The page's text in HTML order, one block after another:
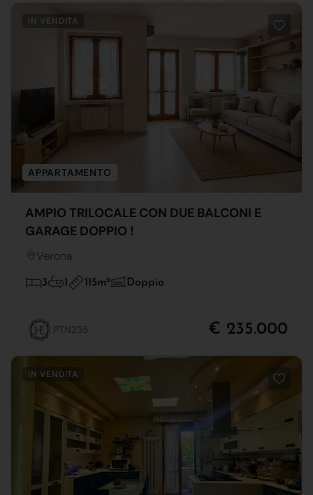
IN VENDITA
APPARTAMENTO
AMPIO TRILOCALE CON DUE BALCONI E
GARAGE DOPPIO !
Verona
3 1 115m2 Doppio
PTN235 € 235.000
IN VENDITA